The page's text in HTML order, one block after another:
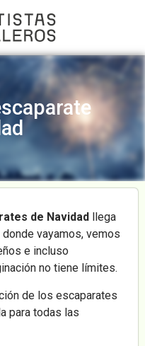
de Navidad
llega
vayamos, vemos
e incluso
no tiene límites.
de los escaparates
para todas las